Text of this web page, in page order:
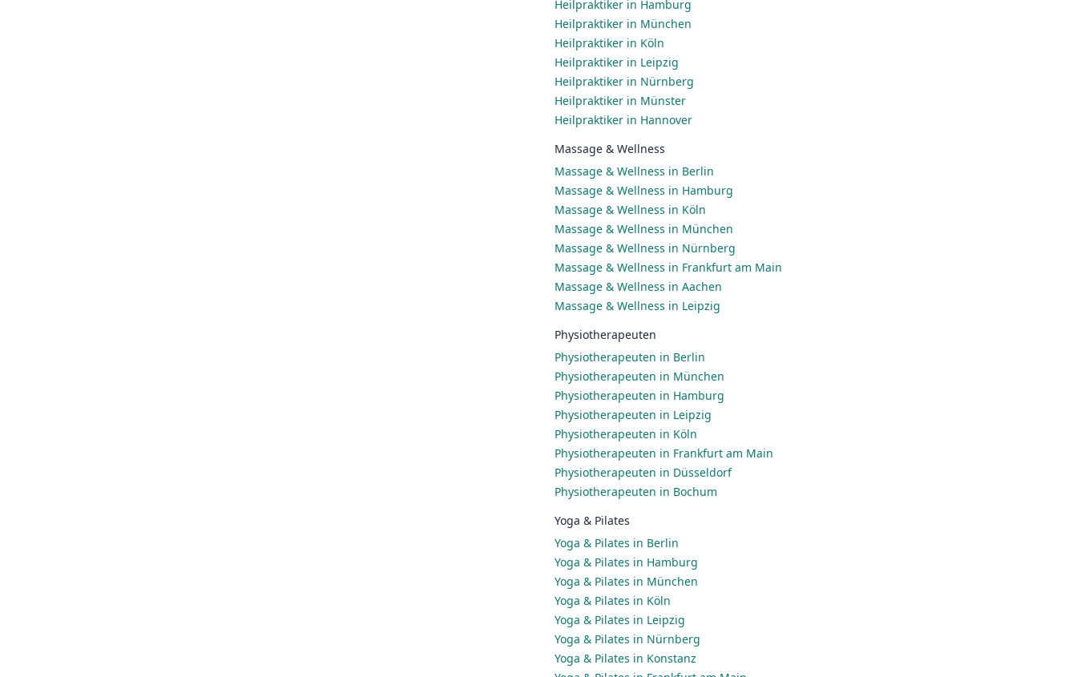
Heilpraktiker in Hamburg
Heilpraktiker in München
Heilpraktiker in Köln
Heilpraktiker in Leipzig
Heilpraktiker in Nürnberg
Heilpraktiker in Münster
Heilpraktiker in Hannover
Massage & Wellness
Massage & Wellness in Berlin
Massage & Wellness in Hamburg
Massage & Wellness in Köln
Massage & Wellness in München
Massage & Wellness in Nürnberg
Massage & Wellness in Frankfurt am Main
Massage & Wellness in Aachen
Massage & Wellness in Leipzig
Physiotherapeuten
Physiotherapeuten in Berlin
Physiotherapeuten in München
Physiotherapeuten in Hamburg
Physiotherapeuten in Leipzig
Physiotherapeuten in Köln
Physiotherapeuten in Frankfurt am Main
Physiotherapeuten in Düsseldorf
Physiotherapeuten in Bochum
Yoga & Pilates
Yoga & Pilates in Berlin
Yoga & Pilates in Hamburg
Yoga & Pilates in München
Yoga & Pilates in Köln
Yoga & Pilates in Leipzig
Yoga & Pilates in Nürnberg
Yoga & Pilates in Konstanz